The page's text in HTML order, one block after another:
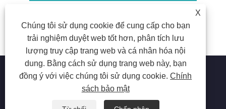
< 1 2 3 4 5 >
X
Chúng tôi sử dụng cookie để cung cấp cho bạn
trải nghiệm duyệt web tốt hơn, phân tích lưu
lượng truy cập trang web và cá nhân hóa nội
dung. Bằng cách sử dụng trang web này, bạn
đồng ý với việc chúng tôi sử dụng cookie.Chính
sách bảo mật
Bản quyền © 2023 Công ty TNHH Văn phòng phẩm Tô Châu